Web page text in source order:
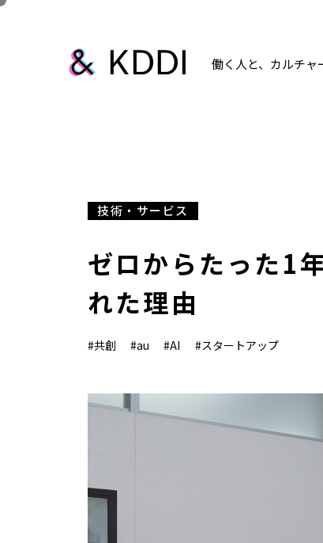
働く人と、カルチャ
技術・サービス
ゼロからたった1
れた理由
#共創 #au #AI #スタートアップ